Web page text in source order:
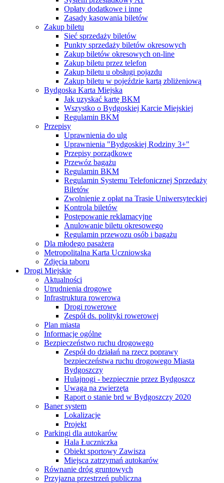
Opłaty dodatkowe i inne
Zasady kasowania biletów
Zakup biletu
Sieć sprzedaży biletów
Punkty sprzedaży biletów okresowych
Zakup biletów okresowych on-line
Zakup biletu przez telefon
Zakup biletu u obsługi pojazdu
Zakup biletu w pojeździe kartą zbliżeniową
Bydgoska Karta Miejska
Jak uzyskać kartę BKM
Wszystko o Bydgoskiej Karcie Miejskiej
Regulamin BKM
Przepisy
Uprawnienia do ulg
Uprawnienia "Bydgoskiej Rodziny 3+"
Przepisy porządkowe
Przewóz bagażu
Regulamin BKM
Regulamin Systemu Telefonicznej Sprzedaży
Biletów
Zwolnienie z opłat na Trasie Uniwersyteckiej
Kontrola biletów
Postępowanie reklamacyjne
Anulowanie biletu okresowego
Regulamin przewozu osób i bagażu
Dla młodego pasażera
Metropolitalna Karta Uczniowska
Zdjęcia taboru
Drogi Miejskie
Aktualności
Utrudnienia drogowe
Infrastruktura rowerowa
Drogi rowerowe
Zespół ds. polityki rowerowej
Plan miasta
Informacje ogólne
Bezpieczeństwo ruchu drogowego
Zespół do działań na rzecz poprawy
bezpieczeństwa ruchu drogowego Miasta
Bydgoszczy
Hulajnogi - bezpiecznie przez Bydgoszcz
Uwaga na zwierzęta
Raport o stanie brd w Bydgoszczy 2020
Baner system
Lokalizacje
Projekt
Parkingi dla autokarów
Hala Łuczniczka
Obiekt sportowy Zawisza
Miejsca zatrzymań autokarów
Równanie dróg gruntowych
Przyjazna przestrzeń publiczna